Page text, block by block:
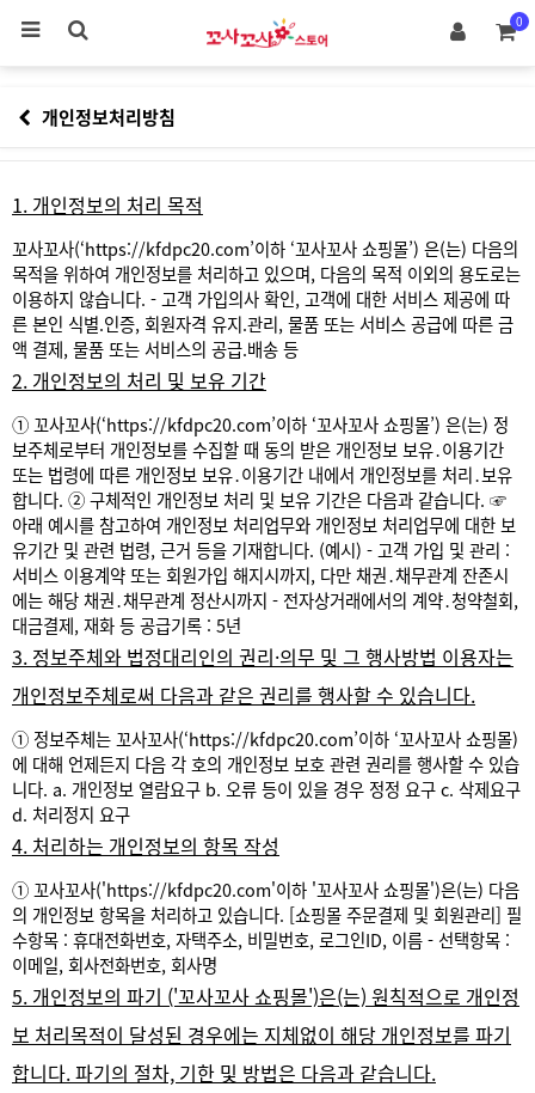
0
개인정보처리방침
1. 개인정보의 처리 목적
꼬사꼬사(‘https://kfdpc20.com’이하 ‘꼬사꼬사 쇼핑몰’) 은(는) 다음의
목적을 위하여 개인정보를 처리하고 있으며, 다음의 목적 이외의 용도로는
이용하지 않습니다. - 고객 가입의사 확인, 고객에 대한 서비스 제공에 따
른 본인 식별.인증, 회원자격 유지.관리, 물품 또는 서비스 공급에 따른 금
액 결제, 물품 또는 서비스의 공급.배송 등
2. 개인정보의 처리 및 보유 기간
① 꼬사꼬사(‘https://kfdpc20.com’이하 ‘꼬사꼬사 쇼핑몰’) 은(는) 정
보주체로부터 개인정보를 수집할 때 동의 받은 개인정보 보유․이용기간
또는 법령에 따른 개인정보 보유․이용기간 내에서 개인정보를 처리․보유
합니다. ② 구체적인 개인정보 처리 및 보유 기간은 다음과 같습니다. ☞
아래 예시를 참고하여 개인정보 처리업무와 개인정보 처리업무에 대한 보
유기간 및 관련 법령, 근거 등을 기재합니다. (예시) - 고객 가입 및 관리 :
서비스 이용계약 또는 회원가입 해지시까지, 다만 채권․채무관계 잔존시
에는 해당 채권․채무관계 정산시까지 - 전자상거래에서의 계약․청약철회,
대금결제, 재화 등 공급기록 : 5년
3. 정보주체와 법정대리인의 권리·의무 및 그 행사방법 이용자는
개인정보주체로써 다음과 같은 권리를 행사할 수 있습니다.
① 정보주체는 꼬사꼬사(‘https://kfdpc20.com’이하 ‘꼬사꼬사 쇼핑몰)
에 대해 언제든지 다음 각 호의 개인정보 보호 관련 권리를 행사할 수 있습
니다. a. 개인정보 열람요구 b. 오류 등이 있을 경우 정정 요구c. 삭제요구
d. 처리정지 요구
4. 처리하는 개인정보의 항목 작성
① 꼬사꼬사('https://kfdpc20.com'이하 '꼬사꼬사 쇼핑몰')은(는) 다음
의 개인정보 항목을 처리하고 있습니다. [쇼핑몰 주문결제 및 회원관리] 필
수항목 : 휴대전화번호, 자택주소, 비밀번호, 로그인ID, 이름- 선택항목 :
이메일, 회사전화번호, 회사명
5. 개인정보의 파기 ('꼬사꼬사 쇼핑몰')은(는) 원칙적으로 개인정
보 처리목적이 달성된 경우에는 지체없이 해당 개인정보를 파기
합니다. 파기의 절차, 기한 및 방법은 다음과 같습니다.